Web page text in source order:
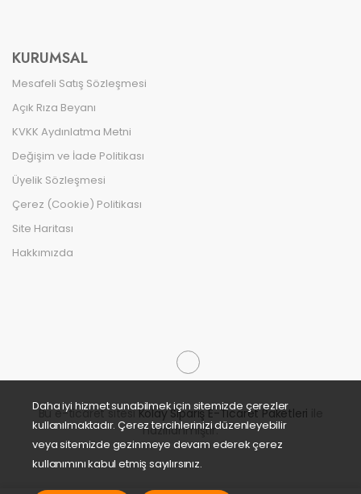
KURUMSAL
Mesafeli Satış Sözleşmesi
Açık Rıza Beyanı
KVKK Aydınlatma Metni
Değişim ve İade Politikası
Üyelik Sözleşmesi
Çerez (Cookie) Politikası
Site Haritası
Hakkımızda
Bu e-ticaret sitesiKolay Sipariş E-Ticaret Paketleri
hazırlanmıştır.
Daha iyi hizmet sunabilmek için sitemizde çerezler
kullanılmaktadır. Çerez tercihlerinizi düzenleyebilir
veya sitemizde gezinmeye devam ederek çerez
kullanımını kabul etmiş sayılırsınız.